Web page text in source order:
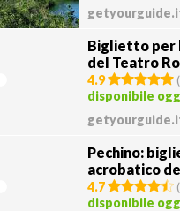
Biglietto per
del Teatro
4.9 (
disponibile
Pechino:
acrobatico
4.7 (
disponibile